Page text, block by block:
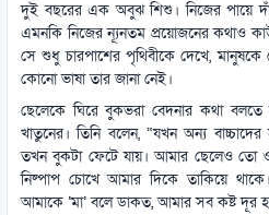
দুই বছরের এক অবুঝ শিশু। নিজের পায়ে
এমনকি নিজের ন্যূনতম প্রয়োজনের কথাও
সে শুধু চারপাশের পৃথিবীকে দেখে, মানুষকে
কোনো ভাষা তার জানা নেই।
ছেলেকে ঘিরে বুকভরা বেদনার কথা
খাতুনের। তিনি বলেন, “যখন অন্য বাচ্চাদের
তখন বুকটা ফেটে যায়। আমার ছেলেও তো
নিষ্পাপ চোখে আমার দিকে তাকিয়ে
আমাকে ‘মা’ বলে ডাকত, আমার সব কষ্ট দূর